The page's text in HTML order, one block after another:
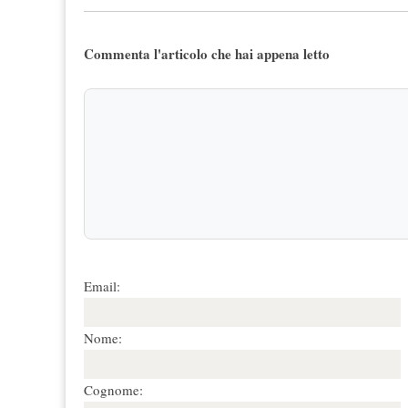
Commenta l'articolo che hai appena letto
Email:
Nome:
Cognome: